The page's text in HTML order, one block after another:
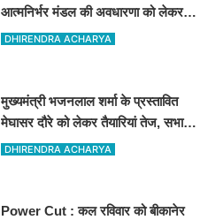
आत्मनिर्भर मंडल की अवधारणा को लेकर
मासिक एवं निकाय चुनाव की तैयारी बैठक
DHIRENDRA ACHARYA
मुख्यमंत्री भजनलाल शर्मा के प्रस्तावित
मेघासर दौरे को लेकर तैयारियां तेज, सभा
स्थल का लिया जायजा
DHIRENDRA ACHARYA
Power Cut : कल रविवार को बीकानेर